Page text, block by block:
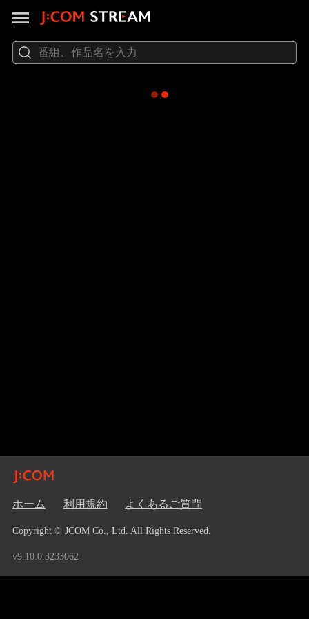
ホーム 利用規約 よくあるご質問
Copyright © JCOM Co., Ltd. All Rights Reserved.
v9.10.0.3233062